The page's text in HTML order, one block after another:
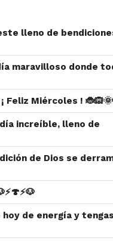
lleno de
maravilloso donde
Feliz Miércoles !
día increíble, lleno de
de Dios se
hoy de energía y